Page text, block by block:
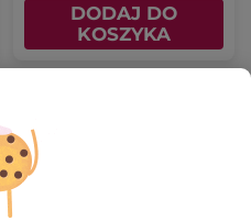
DODAJ DO
KOSZYKA